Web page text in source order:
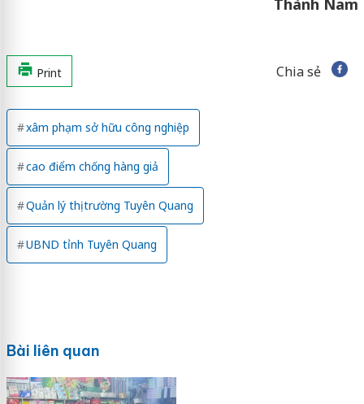
Thành Nam
Print Chia sẻ
xâm phạm sở hữu công nghiệp
cao điểm chống hàng giả
Quản lý thị trường Tuyên Quang
UBND tỉnh Tuyên Quang
Bài liên quan